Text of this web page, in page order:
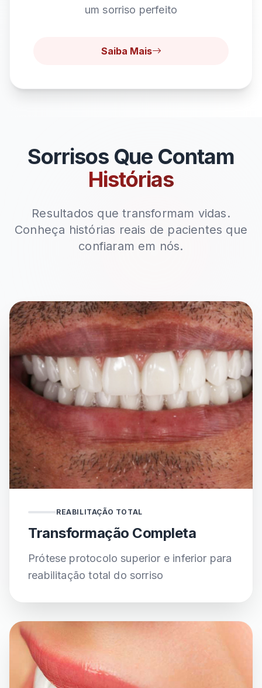
um sorriso perfeito
Saiba Mais
Sorrisos Que Contam
Histórias
Resultados que transformam vidas.
Conheça histórias reais de pacientes que
confiaram em nós.
✓ Resultado em 48h
✓ Garantia de 5 anos
REABILITAÇÃO TOTAL
Transformação Completa
Prótese protocolo superior e inferior para
reabilitação total do sorriso